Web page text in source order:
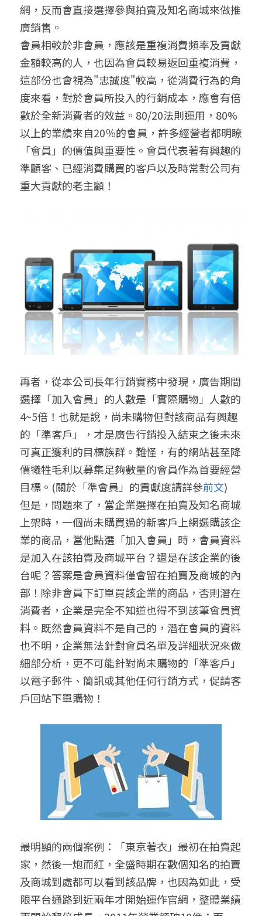
網，反而會直接選擇參與拍賣及知名商城來做推
廣銷售。
會員相較於非會員，應該是重複消費頻率及貢獻
金額較高的人，也因為會員較易返回重複消費，
這部份也會視為"忠誠度"較高，從消費行為的角
度來看，對於會員所投入的行銷成本，應會有倍
數於全新消費者的效益。80/20法則運用，80%
以上的業績來自20％的會員，許多經營者都明瞭
「會員」的價值與重要性。會員代表著有興趣的
準顧客、已經消費購買的客戶以及時常對公司有
重大貢獻的老主顧！
再者，從本公司長年行銷實務中發現，廣告期間
選擇「加入會員」的人數是「實際購物」人數的
4~5倍！也就是說，尚未購物但對該商品有興趣
的「準客戶」，才是廣告行銷投入結束之後未來
可真正獲利的目標族群。難怪，有的網站甚至降
價犧牲毛利以募集足夠數量的會員作為首要經營
目標。(關於「準會員」的貢獻度請詳參前文)
但是，問題來了，當企業選擇在拍賣及知名商城
上架時，一個尚未購買過的新客戶上網選購該企
業的商品，當他點選「加入會員」時，會員資料
是加入在該拍賣及商城平台？還是在該企業的後
台呢？答案是會員資料僅會留在拍賣及商城的內
部！除非會員下訂單買該企業的商品，否則潛在
消費者，企業是完全不知道也得不到該筆會員資
料。既然會員資料不是自己的，潛在會員的資料
也不明，企業無法針對會員名單及詳細狀況來做
細部分析，更不可能針對尚未購物的「準客戶」
以電子郵件、簡訊或其他任何行銷方式，促請客
戶回站下單購物！
最明顯的兩個案例：「東京著衣」最初在拍賣起
家，然後一炮而紅，全盛時期在數個知名的拍賣
及商城到處都可以看到該品牌，也因為如此，受
限平台通路到近兩年才開始運作官網，整體業績